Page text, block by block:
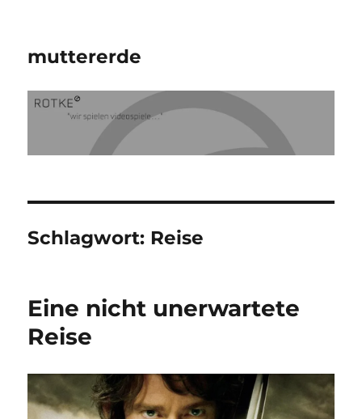
muttererde
Schlagwort: Reise
Eine nicht unerwartete
Reise